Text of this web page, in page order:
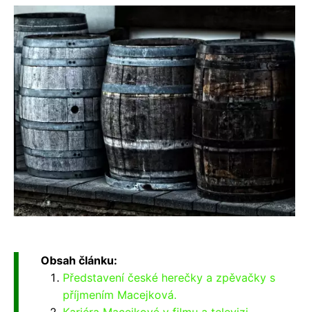
Obsah článku:
Představení české herečky a zpěvačky s
příjmením Macejková.